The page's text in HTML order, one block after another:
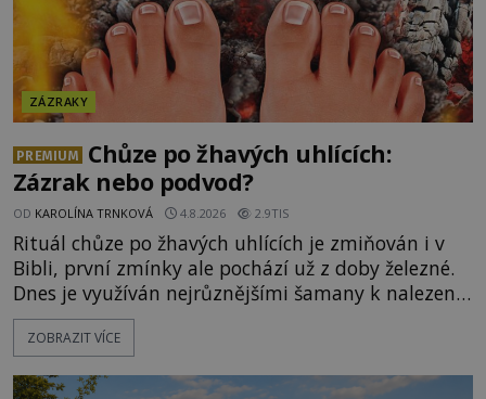
ZÁZRAKY
PREMIUM
Chůze po žhavých uhlících:
Zázrak nebo podvod?
OD KAROLÍNA TRNKOVÁ 4.8.2026 2.9TIS
Rituál chůze po žhavých uhlících je zmiňován i v
Bibli, první zmínky ale pochází už z doby železné.
Dnes je využíván nejrůznějšími šamany k nalezení
spirituální síly či vnitřního klidu. Jak funguje a proč
si při něm člověk nepopálí nohy, což bylo
nadpřirozeného? Histori
ZOBRAZIT VÍCE